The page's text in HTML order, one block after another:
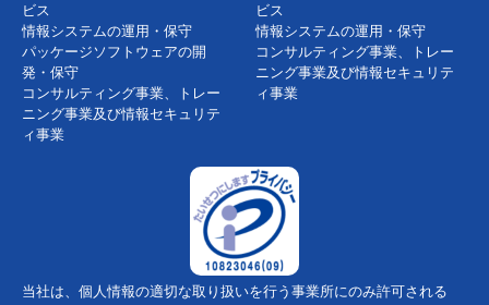
ビス
情報システムの運用・保守
パッケージソフトウェアの開
発・保守
コンサルティング事業、トレー
ニング事業及び情報セキュリテ
ィ事業
ビス
情報システムの運用・保守
コンサルティング事業、トレー
ニング事業及び情報セキュリテ
ィ事業
当社は、個人情報の適切な取り扱いを行う事業所にのみ許可される